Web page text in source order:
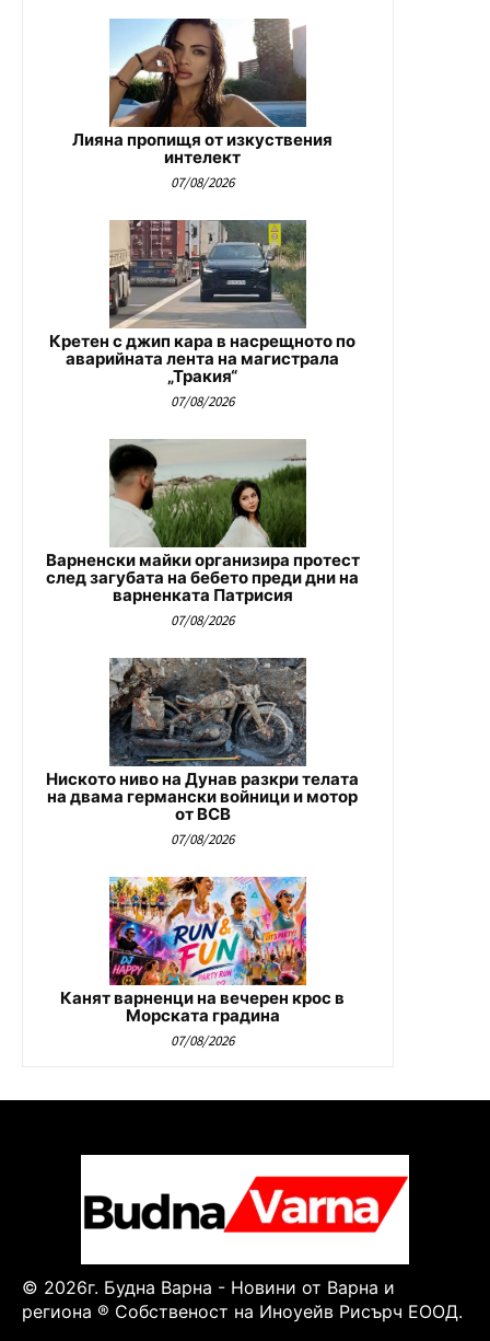
Лияна пропищя от изкуствения
интелект
07/08/2026
Кретен с джип кара в насрещното по
аварийната лента на магистрала
„Тракия“
07/08/2026
Варненски майки организира протест
след загубата на бебето преди дни на
варненката Патрисия
07/08/2026
Ниското ниво на Дунав разкри телата
на двама германски войници и мотор
от ВСВ
07/08/2026
Канят варненци на вечерен крос в
Морската градина
07/08/2026
© 2026г. Будна Варна - Новини от Варна и
региона ® Собственост на Иноуейв Рисърч ЕООД.